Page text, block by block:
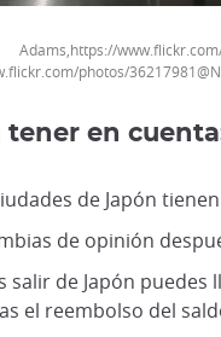
photos/
tener en
de Japón
de opinión
salir de Japón
el reembolso del